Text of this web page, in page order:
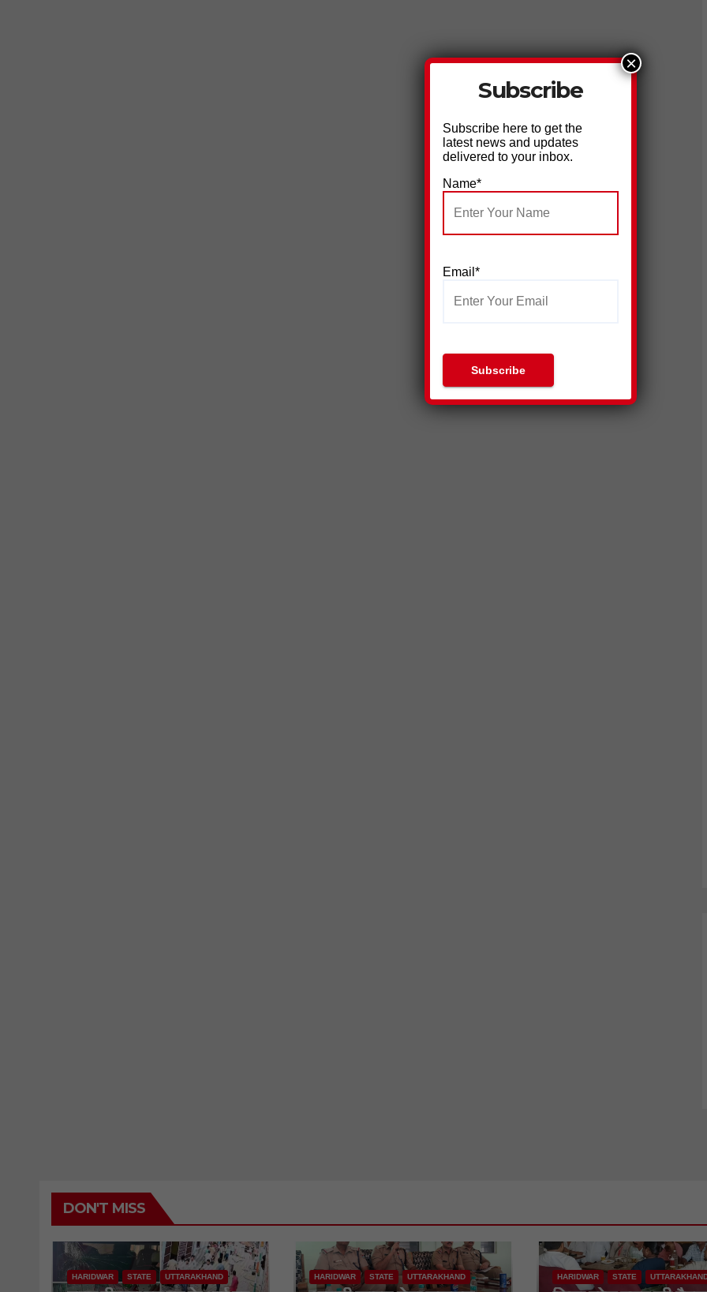
DON'T MISS
HARIDWAR STATE UTTARAKHAND HARIDWAR STATE UTTARAKHAND HARIDWAR STATE
Subscribe
Subscribe here to get the
latest news and updates
delivered to your inbox.
Name*
Email*
×